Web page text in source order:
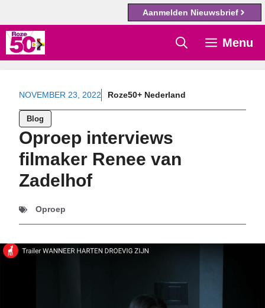
Aanmelden Nieuwsbrief
Ga
naar
inhoud
Menu
NOVEMBER 23, 2022 Roze50+ Nederland
Blog
Oproep interviews
filmaker Renee van
Zadelhof
Oproep